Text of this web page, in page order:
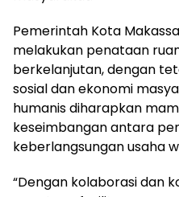
Pemerintah Kota
melakukan penataan
berkelanjutan, dengan
sosial dan ekonomi
humanis diharapkan
keseimbangan antara
keberlangsungan usaha
“Dengan kolaborasi dan